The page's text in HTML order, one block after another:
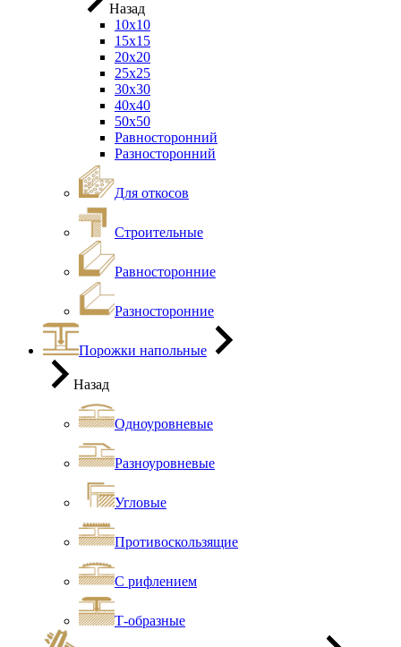
Назад
10х10
15х15
20х20
25х25
30х30
40х40
50х50
Равносторонний
Разносторонний
Для откосов
Строительные
Равносторонние
Разносторонние
Порожки напольные
Назад
Одноуровневые
Разноуровневые
Угловые
Противоскользящие
С рифлением
Т-образные